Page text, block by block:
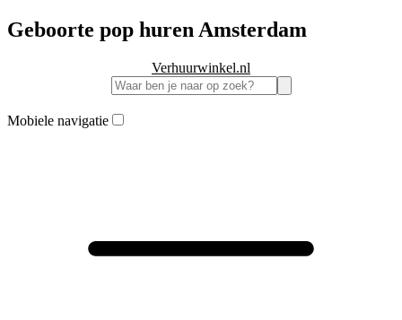
Geboorte pop huren Amsterdam
Verhuurwinkel.nl
Mobiele navigatie